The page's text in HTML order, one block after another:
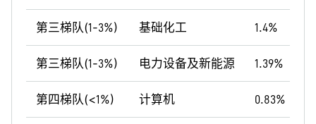
第三梯队(1-3%) 基础化工 1.4%
第三梯队(1-3%) 电力设备及新能源 1.39%
第四梯队(<1%) 计算机 0.83%